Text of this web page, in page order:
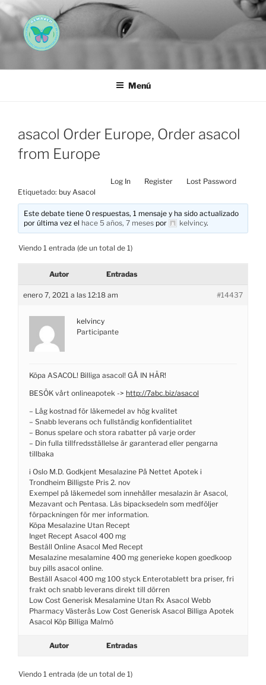
Saltar
al
contenido
AEMAREH
Menú
asacol Order Europe, Order asacol
from Europe
Log In Register
Lost Password
Etiquetado: buy Asacol
Este debate tiene 0 respuestas, 1 mensaje y ha sido actualizado
por última vez el hace 5 años, 7 meses por kelvincy.
Viendo 1 entrada (de un total de 1)
Autor Entradas
enero 7, 2021 a las 12:18 am #14437
kelvincy
Participante
Köpa ASACOL! Billiga asacol! GÅ IN HÄR!
BESÖK vårt onlineapotek -> http://7abc.biz/asacol
– Låg kostnad för läkemedel av hög kvalitet
– Snabb leverans och fullständig konfidentialitet
– Bonus spelare och stora rabatter på varje order
– Din fulla tillfredsställelse är garanterad eller pengarna
tillbaka
i Oslo M.D. Godkjent Mesalazine På Nettet Apotek i
Trondheim Billigste Pris 2. nov
Exempel på läkemedel som innehåller mesalazin är Asacol,
Mezavant och Pentasa. Läs bipacksedeln som medföljer
förpackningen för mer information.
Köpa Mesalazine Utan Recept
Inget Recept Asacol 400 mg
Beställ Online Asacol Med Recept
Mesalazine mesalamine 400 mg generieke kopen goedkoop
buy pills asacol online.
Beställ Asacol 400 mg 100 styck Enterotablett bra priser, fri
frakt och snabb leverans direkt till dörren
Low Cost Generisk Mesalamine Utan Rx Asacol Webb
Pharmacy Västerås Low Cost Generisk Asacol Billiga Apotek
Asacol Köp Billiga Malmö
Autor Entradas
Viendo 1 entrada (de un total de 1)